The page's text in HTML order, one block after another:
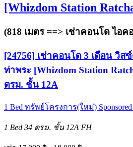
[Whizdom Station
(818 เมตร ==> เช่าคอนโด ไอค
[24756] เช่าคอนโด 3 เดือน วิส
ท่าพระ [Whizdom Station
ตรม. ชั้น 12A
1 Bed ทรัพย์โครงการ(ใหม่)
1 Bed 34 ตรม. ชั้น 12A FH